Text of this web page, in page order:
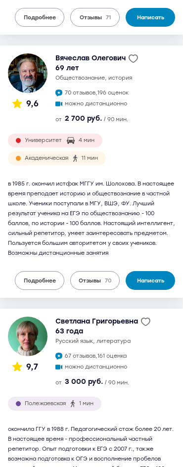
Подробнее Отзывы 71 Написать
9,6
Вячеслав Олегович
69 лет
обществознание, история
70 отзывов,196 оценок
можно дистанционно
от 2 700 руб. / 90 мин.
Университет 4 мин
Академическая 11 мин
в 1985 г. окончил истфак МГГУ им. Шолохова. В настоящее
время преподает историю и обществознание в частной
школе. Ученики поступали в МГУ, ВШЭ, ФУ. Лучший
результат ученика на ЕГЭ по обществознанию - 100
баллов, по истории - 100 баллов. Настоящий интеллигент,
сильный репетитор, умеет заинтересовать предметом.
Пользуется большим авторитетом у своих учеников.
Возможны дистанционные занятия
Подробнее Отзывы 70 Написать
9,7
Светлана Григорьевна
63 года
русский язык, литература
67 отзывов,161 оценка
можно дистанционно
от 3 000 руб. / 90 мин.
Полежаевская 1 мин
окончила ГГУ в 1988 г. Педагогический стаж более 20 лет.
В настоящее время - профессиональный частный
репетитор. Опыт подготовки к ЕГЭ с 2007 г., также
возможна подготовка к ОГЭ и восполнение пробелов